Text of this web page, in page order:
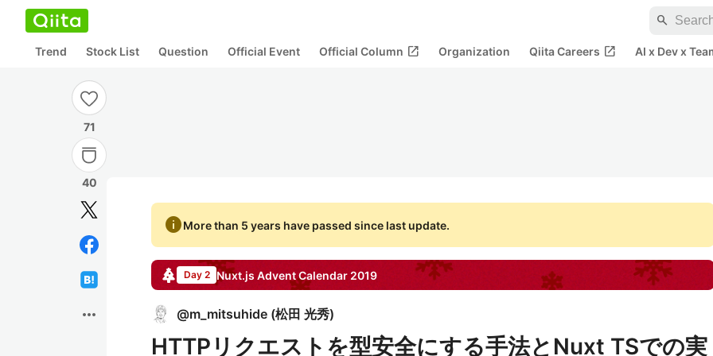
search
Trend Stock List Question Official Event Official Column open_in_new Organization Qiita Careers open_in_new AI x Dev x
71
40
more_horiz
infoMore than 5 years have passed since last update.
Day 2 Nuxt.js Advent Calendar 2019
@m_mitsuhide (松田 光秀)
HTTPリクエストを型安全にする手法とNuxt TSでの実